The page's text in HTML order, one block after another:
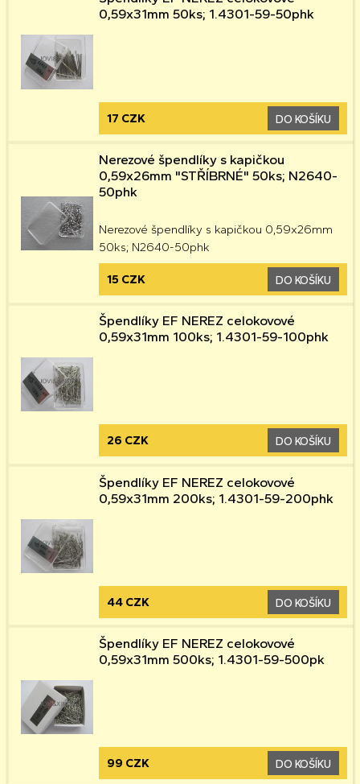
0,59x31mm 50ks; 1.4301-59-50phk
17 CZK DO KOŠÍKU
Nerezové špendlíky s kapičkou
0,59x26mm "STŘÍBRNÉ" 50ks; N2640-
50phk
Nerezové špendlíky s kapičkou 0,59x26mm
50ks; N2640-50phk
15 CZK DO KOŠÍKU
Špendlíky EF NEREZ celokovové
0,59x31mm 100ks; 1.4301-59-100phk
26 CZK DO KOŠÍKU
Špendlíky EF NEREZ celokovové
0,59x31mm 200ks; 1.4301-59-200phk
44 CZK DO KOŠÍKU
Špendlíky EF NEREZ celokovové
0,59x31mm 500ks; 1.4301-59-500pk
99 CZK DO KOŠÍKU